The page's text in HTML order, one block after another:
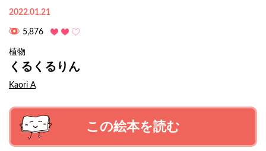
2022.01.21
5,876
植物
くるくるりん
Kaori A
この絵本を読む